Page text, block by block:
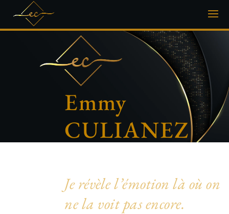
Emmy
CULIANEZ
Je révèle l’émotion là où on
ne la voit pas encore.